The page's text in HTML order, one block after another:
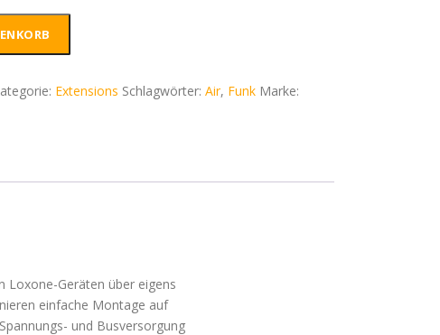
Extensions Schlagwörter:Air, Funk Marke:
Loxone-Geräten über eigens
einfache Montage auf
und Busversorgung